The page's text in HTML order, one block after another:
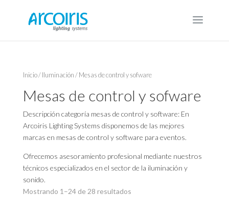
Inicio/Iluminación/ Mesas de control y sofware
Mesas de control y sofware
Descripción categoría mesas de control y software: En
Arcoiris Lighting Systems disponemos de las mejores
marcas en mesas de control y software para eventos.
Ofrecemos asesoramiento profesional mediante nuestros
técnicos especializados en el sector de la iluminación y
sonido.
Mostrando 1–24 de 28 resultados